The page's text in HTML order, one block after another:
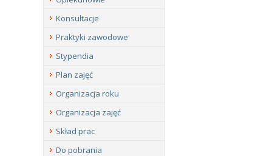
Konsultacje
Praktyki zawodowe
Stypendia
Plan zajęć
Organizacja roku
Organizacja zajęć
Skład prac
Do pobrania